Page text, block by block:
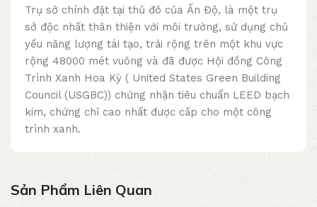
Trụ sở chính đặt tại thủ đô của Ấn Độ, là một trụ
sở độc nhất thân thiện với môi trường, sử dụng chủ
yếu năng lượng tái tạo, trải rộng trên một khu vực
rộng 48000 mét vuông và đã được Hội đồng Công
Trình Xanh Hoa Kỳ ( United States Green Building
Council (USGBC)) chứng nhận tiêu chuẩn LEED bạch
kim, chứng chỉ cao nhất được cấp cho một công
trình xanh.
Sản Phẩm Liên Quan